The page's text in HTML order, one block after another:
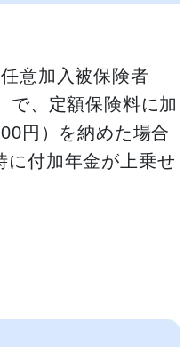
意加入被保険者
で、定額保険料に加
円）を納めた場合
に付加年金が上乗せ